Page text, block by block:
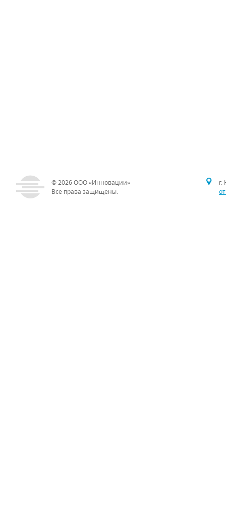
© 2026ООО «Инновации»
Все права защищены.